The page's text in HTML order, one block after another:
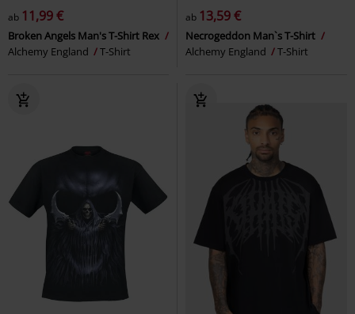
ab 11,99 €
Broken Angels Man's T-Shirt Rex
Alchemy England
T-Shirt
ab 13,59 €
Necrogeddon Man`s T-Shirt
Alchemy England
T-Shirt